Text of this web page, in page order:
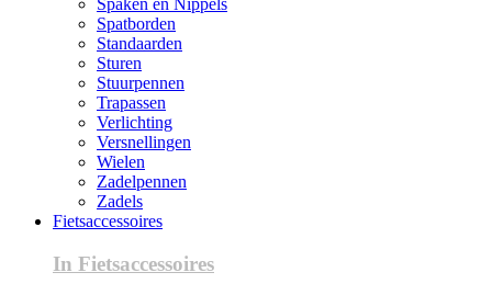
Spaken en Nippels
Spatborden
Standaarden
Sturen
Stuurpennen
Trapassen
Verlichting
Versnellingen
Wielen
Zadelpennen
Zadels
Fietsaccessoires
In Fietsaccessoires